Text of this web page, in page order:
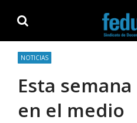
navigation
content
NOTICIAS
Esta
en el medio